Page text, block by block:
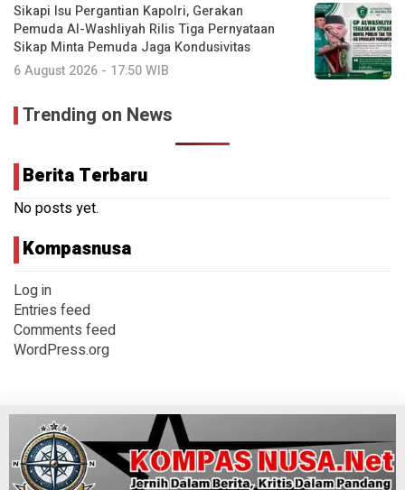
Sikapi Isu Pergantian Kapolri, Gerakan
Pemuda Al-Washliyah Rilis Tiga Pernyataan
Sikap Minta Pemuda Jaga Kondusivitas
6 August 2026 - 17:50 WIB
Trending on News
Berita Terbaru
No posts yet.
Kompasnusa
Log in
Entries feed
Comments feed
WordPress.org